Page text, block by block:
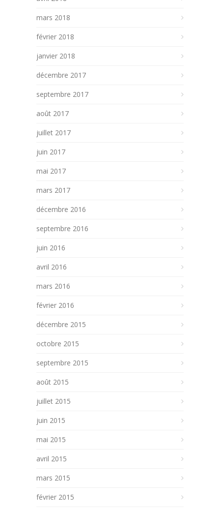
mars 2018
février 2018
janvier 2018
décembre 2017
septembre 2017
août 2017
juillet 2017
juin 2017
mai 2017
mars 2017
décembre 2016
septembre 2016
juin 2016
avril 2016
mars 2016
février 2016
décembre 2015
octobre 2015
septembre 2015
août 2015
juillet 2015
juin 2015
mai 2015
avril 2015
mars 2015
février 2015